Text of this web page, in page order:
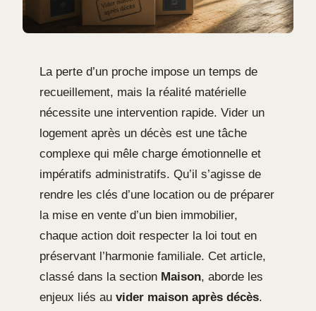
La perte d’un proche impose un temps de
recueillement, mais la réalité matérielle
nécessite une intervention rapide. Vider un
logement après un décès est une tâche
complexe qui mêle charge émotionnelle et
impératifs administratifs. Qu’il s’agisse de
rendre les clés d’une location ou de préparer
la mise en vente d’un bien immobilier,
chaque action doit respecter la loi tout en
préservant l’harmonie familiale. Cet article,
classé dans la section Maison, aborde les
enjeux liés au vider maison après décès.